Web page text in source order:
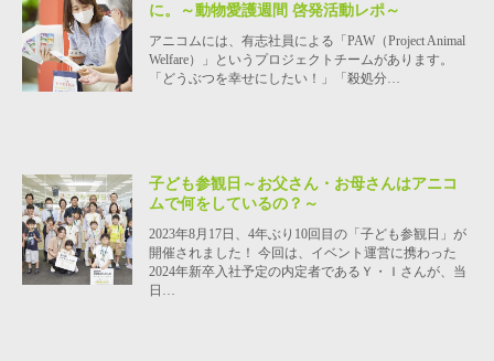
に。～動物愛護週間 啓発活動レポ～
アニコムには、有志社員による「PAW（Project Animal
Welfare）」というプロジェクトチームがあります。
「どうぶつを幸せにしたい！」「殺処分…
子ども参観日～お父さん・お母さんはアニコ
ムで何をしているの？～
2023年8月17日、4年ぶり10回目の「子ども参観日」が
開催されました！ 今回は、イベント運営に携わった
2024年新卒入社予定の内定者であるＹ・Ｉさんが、当
日…